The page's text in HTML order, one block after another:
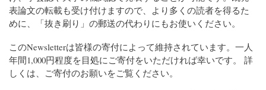
表論文の転載も受け付けますので、より多くの読者を得るた
めに、「抜き刷り」の郵送の代わりにもお使いください。
このNewsletterは皆様の寄付によって維持されています。一人
年間1,000円程度を目処にご寄付をいただければ幸いです。 詳
しくは、ご寄付のお願いをご覧ください。